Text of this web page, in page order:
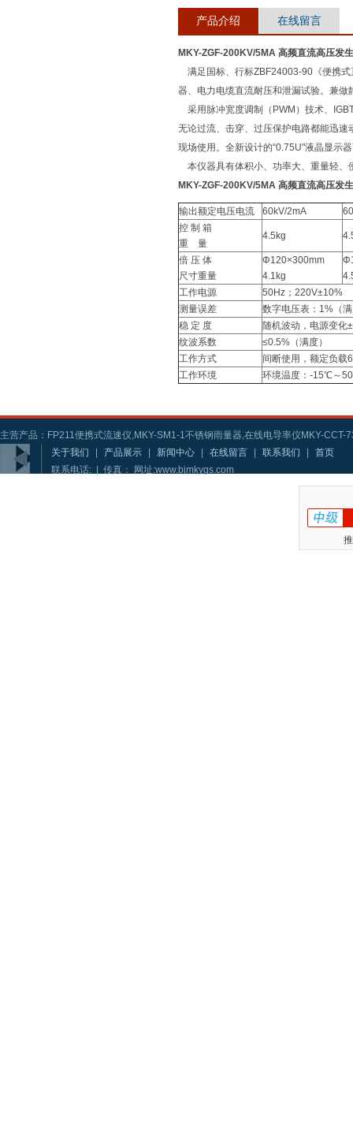
产品介绍 在线留言
MKY-ZGF-200KV/5MA 高频直流高压发
满足国标、行标ZBF24003-90《便携式
器、电力电缆直流耐压和泄漏试验。兼做
采用脉冲宽度调制（PWM）技术、
无论过流、击穿、过压保护电路都能迅
现场使用。全新设计的“0.75U"液晶显示
本仪器具有体积小、功率大、重量轻、
MKY-ZGF-200KV/5MA 高频直流高压发
输出额定电压电流 60kV/2mA
控 制 箱
重 量
4.5kg
倍 压 体
尺寸重量
Φ120×300mm
4.1kg
工作电源
50Hz；220V±10%
测量误差
数字电压表：1%（
稳 定 度
随机波动，电源变化
纹波系数
≤0.5%（满度）
工作方式
间断使用，额定负载
工作环境
环境温度：-15℃～
主营产品：FP211便携式流速仪,MKY-SM1-1不锈钢雨量器,在线电导率仪MKY-CCT-
关于我们
产品展示 新闻中心 在线留言 联系我们
首页
联系电话: | 传真： 网址:www.bjmkygs.com